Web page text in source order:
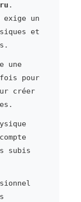
.
exige un
et
une
pour
créer
subis